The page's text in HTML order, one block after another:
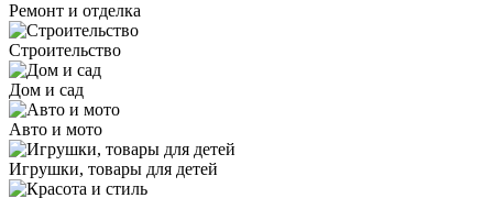
Ремонт и отделка
Строительство
Дом и сад
Авто и мото
Игрушки, товары для детей